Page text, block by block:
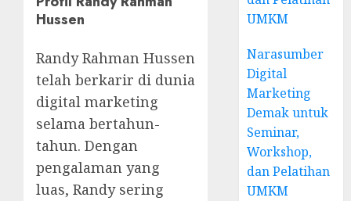
Hussen
Randy Rahman Hussen
telah berkarir di dunia
digital marketing
selama bertahun-
tahun. Dengan
pengalaman yang
luas, Randy sering
UMKM
Narasumber
Digital
Marketing
Demak untuk
Seminar,
Workshop,
dan Pelatihan
UMKM